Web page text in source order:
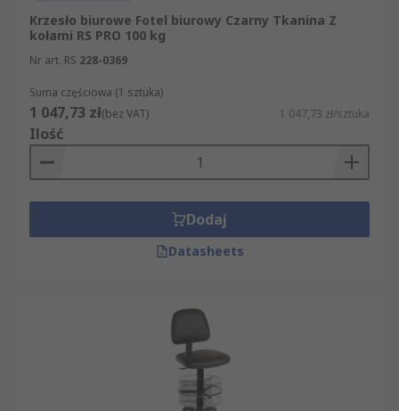
Krzesło biurowe Fotel biurowy Czarny Tkanina Z
kołami RS PRO 100 kg
Nr art. RS 228-0369
Suma częściowa (1 sztuka)
1 047,73 zł(bez VAT) 1 047,73 zł/sztuka
Ilość
Dodaj
Datasheets